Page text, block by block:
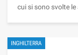
cui si sono svolte
INGHILTERRA